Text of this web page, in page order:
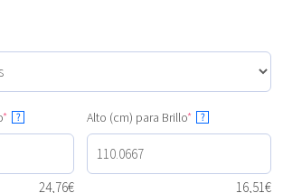
* ?
24,76€
Alto (cm) para Brillo* ?
16,51€